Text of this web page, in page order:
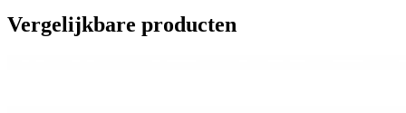
Vergelijkbare producten